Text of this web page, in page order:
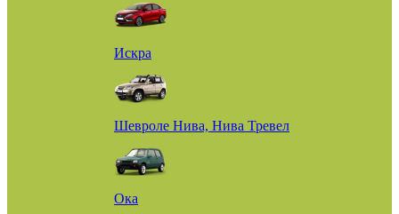
Искра
Шевроле Нива, Нива Тревел
Ока